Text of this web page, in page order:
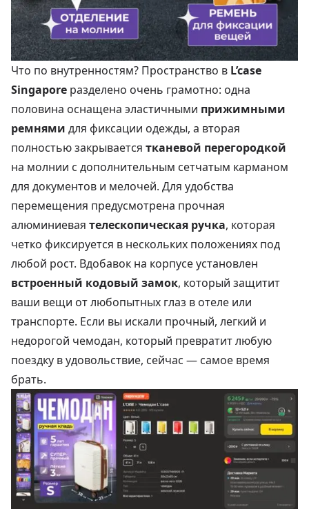
Что по внутренностям? Пространство в L’case
Singapore разделено очень грамотно: одна
половина оснащена эластичными прижимными
ремнями для фиксации одежды, а вторая
полностью закрывается тканевой перегородкой
на молнии с дополнительным сетчатым карманом
для документов и мелочей. Для удобства
перемещения предусмотрена прочная
алюминиевая телескопическая ручка, которая
четко фиксируется в нескольких положениях под
любой рост. Вдобавок на корпусе установлен
встроенный кодовый замок, который защитит
ваши вещи от любопытных глаз в отеле или
транспорте. Если вы искали прочный, легкий и
недорогой чемодан, который превратит любую
поездку в удовольствие, сейчас — самое время
брать.